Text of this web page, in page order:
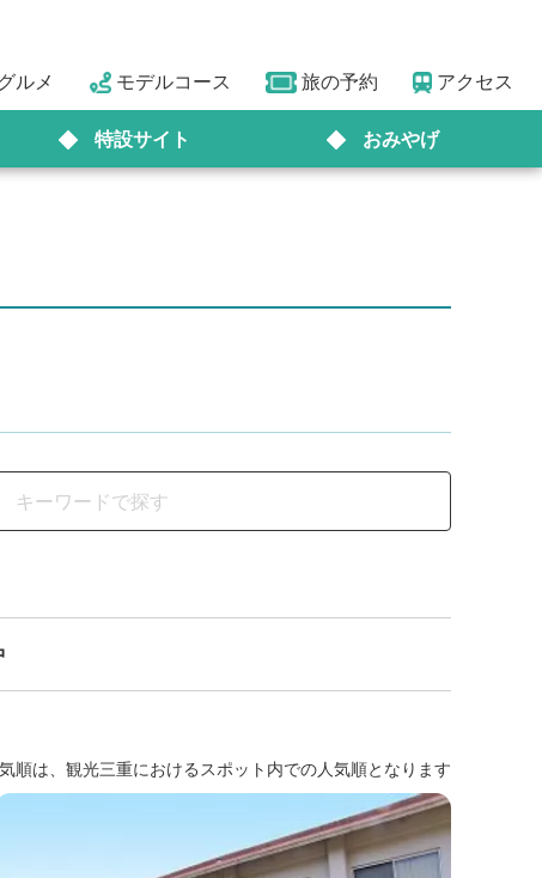
ルメ モデルコース 旅の予約 アクセス
特設サイト おみやげ
順は、観光三重におけるスポット内での人気順となります